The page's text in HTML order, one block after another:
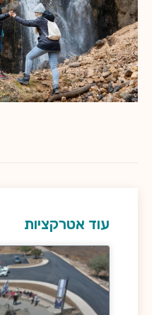
עוד אטרקציות